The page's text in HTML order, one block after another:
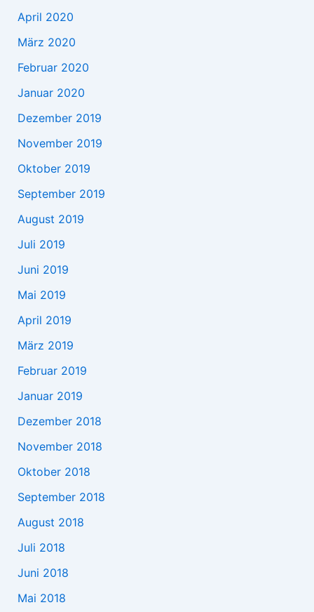
April 2020
März 2020
Februar 2020
Januar 2020
Dezember 2019
November 2019
Oktober 2019
September 2019
August 2019
Juli 2019
Juni 2019
Mai 2019
April 2019
März 2019
Februar 2019
Januar 2019
Dezember 2018
November 2018
Oktober 2018
September 2018
August 2018
Juli 2018
Juni 2018
Mai 2018